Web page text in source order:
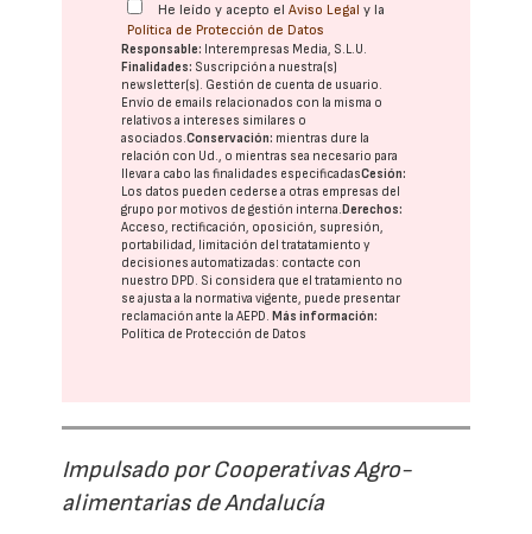
He leído y acepto elAviso Legal y la
Política de Protección de Datos
Responsable: Interempresas Media, S.L.U.
Finalidades: Suscripción a nuestra(s)
newsletter(s). Gestión de cuenta de usuario.
Envío de emails relacionados con la misma o
relativos a intereses similares o
asociados.Conservación: mientras dure la
relación con Ud., o mientras sea necesario para
llevar a cabo las finalidades especificadasCesión:
Los datos pueden cederse a otras empresas del
grupo por motivos de gestión interna. Derechos:
Acceso, rectificación, oposición, supresión,
portabilidad, limitación del tratatamiento y
decisiones automatizadas: contacte con
nuestro DPD. Si considera que el tratamiento no
se ajusta a la normativa vigente, puede presentar
reclamación ante laAEPD. Más información:
Política de Protección de Datos
Impulsado por Cooperativas Agro-
alimentarias de Andalucía